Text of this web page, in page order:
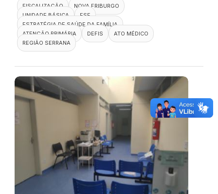
FISCALIZAÇÃO
NOVA FRIBURGO
UNIDADE BÁSICA
ESF
ESTRATÉGIA DE SAÚDE DA FAMÍLIA
ATENÇÃO PRIMÁRIA
DEFIS
ATO MÉDICO
REGIÃO SERRANA